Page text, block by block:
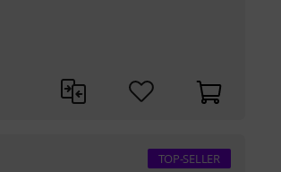
TOP-SELLER